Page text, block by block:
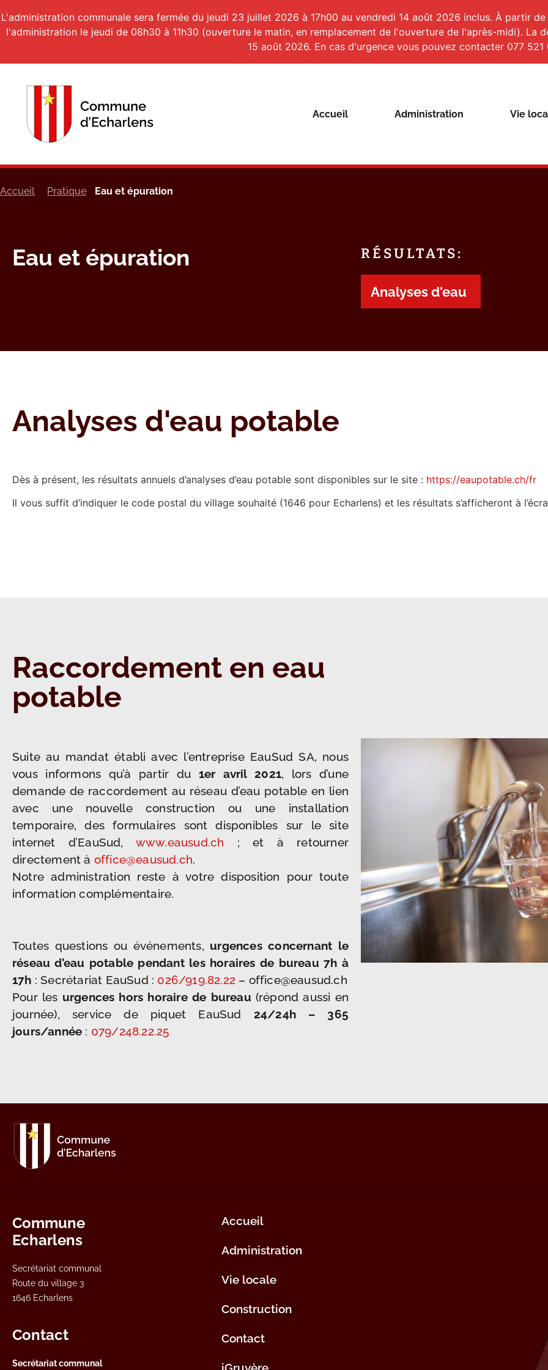
Accueil Administration Vie
Accueil Pratique Eau et épuration
Eau et épuration RÉSULTATS:
Analyses d'eau
Analyses d'eau potable
Dès à présent, les résultats annuels d’analyses d’eau potable sont disponibles sur le site : https://eaupotable.ch/fr
Il vous suffit d’indiquer le code postal du village souhaité (1646 pour Echarlens) et les résultats s’afficheront à
Raccordement en eau
potable
Suite au mandat établi avec l’entreprise EauSud SA, nous
vous informons qu’à partir du 1er avril 2021, lors d’une
demande de raccordement au réseau d’eau potable en lien
avec une nouvelle construction ou une installation
temporaire, des formulaires sont disponibles sur le site
internet d’EauSud, www.eausud.ch ; et à retourner
directement à office@eausud.ch.
Notre administration reste à votre disposition pour toute
information complémentaire.
Toutes questions ou événements, urgences concernant le
réseau d’eau potable pendant les horaires de bureau 7h à
17h : Secrétariat EauSud : 026/919.82.22 – office@eausud.ch
Pour les urgences hors horaire de bureau (répond aussi en
journée), service de piquet EauSud 24/24h – 365
jours/année : 079/248.22.25
Commune
Echarlens
Secrétariat communal
Route du village 3
1646 Echarlens
Contact
Secrétariat communal
Accueil
Administration
Vie locale
Construction
Contact
L'administration communale sera fermée du jeudi 23 juillet 2026 à 17h00 au vendredi 14 août 2026 inclus. À partir
l'administration le jeudi de 08h30 à 11h30 (ouverture le matin, en remplacement de l'ouverture de l'après-midi). La
15 août 2026. En cas d'urgence vous pouvez contacter 077 521